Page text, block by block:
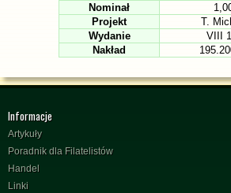
Nominał
Projekt
T.
Wydanie
VIII
Nakład
Informacje
Artykuły
Poradnik dla Filatelistów
Handel
Linki